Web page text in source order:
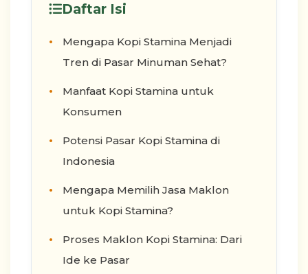
Daftar Isi
Mengapa Kopi Stamina Menjadi
Tren di Pasar Minuman Sehat?
Manfaat Kopi Stamina untuk
Konsumen
Potensi Pasar Kopi Stamina di
Indonesia
Mengapa Memilih Jasa Maklon
untuk Kopi Stamina?
Proses Maklon Kopi Stamina: Dari
Ide ke Pasar